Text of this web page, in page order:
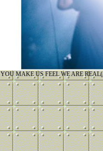
YOU MAKE US FEEL WE ARE